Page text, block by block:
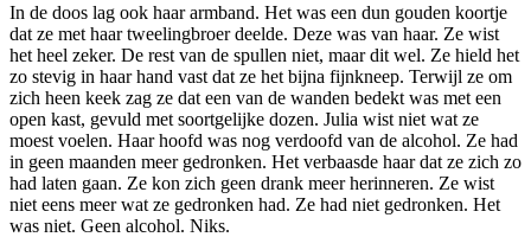
In de doos lag ook haar armband. Het was een dun gouden koortje
dat ze met haar tweelingbroer deelde. Deze was van haar. Ze wist
het heel zeker. De rest van de spullen niet, maar dit wel. Ze hield het
zo stevig in haar hand vast dat ze het bijna fijnkneep. Terwijl ze om
zich heen keek zag ze dat een van de wanden bedekt was met een
open kast, gevuld met soortgelijke dozen. Julia wist niet wat ze
moest voelen. Haar hoofd was nog verdoofd van de alcohol. Ze had
in geen maanden meer gedronken. Het verbaasde haar dat ze zich zo
had laten gaan. Ze kon zich geen drank meer herinneren. Ze wist
niet eens meer wat ze gedronken had. Ze had niet gedronken. Het
was niet. Geen alcohol. Niks.